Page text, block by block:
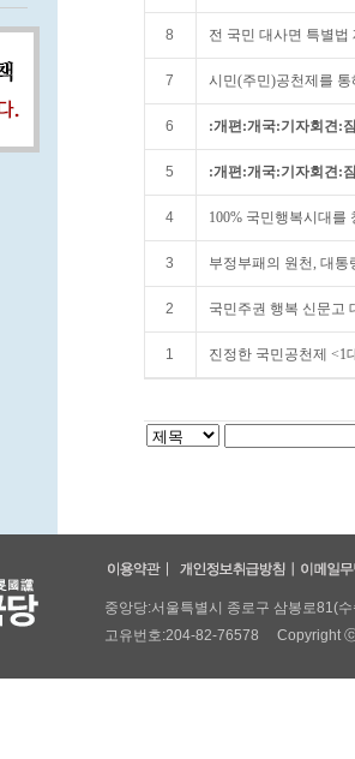
8 전 국민 대사면 특별
7 시민(주민)공천제를
6 :개편:개국:기자회견:
5 :개편:개국:기자회견:
4 100% 국민행복시대를
3 부정부패의 원천, 대
2 국민주권 행복 신문고
1 진정한 국민공천제 <1
중앙당:서울특별시 종로구 삼봉로
고유번호:204-82-76578 Copyright